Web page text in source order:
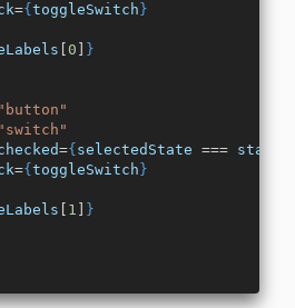
={ toggleSwitch }
0
}
"button"
"switch"
={ selectedState ===
={ toggleSwitch }
1
}